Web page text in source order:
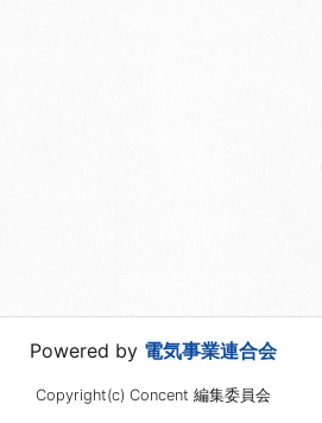
Powered by 電気事業連合会
Copyright(c) Concent 編集委員会